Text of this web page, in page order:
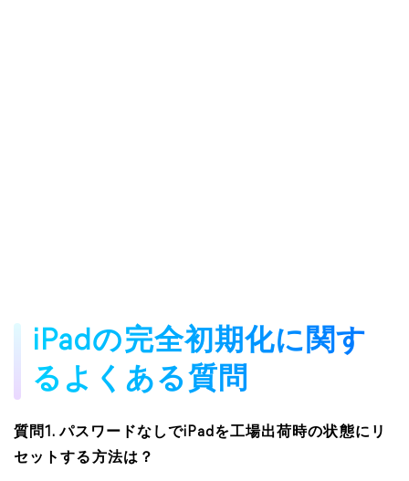
iPadの完全初期化に関す
るよくある質問
質問1. パスワードなしでiPadを工場出荷時の状態にリ
セットする方法は？